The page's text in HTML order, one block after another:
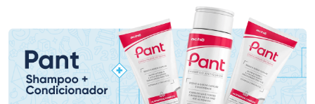
Promoção em Destaque